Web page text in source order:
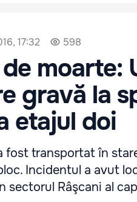
17:32 598
moarte:
gravă la
etajul doi
fost transportat în
Incidentul a avut
sectorul Râşcani al